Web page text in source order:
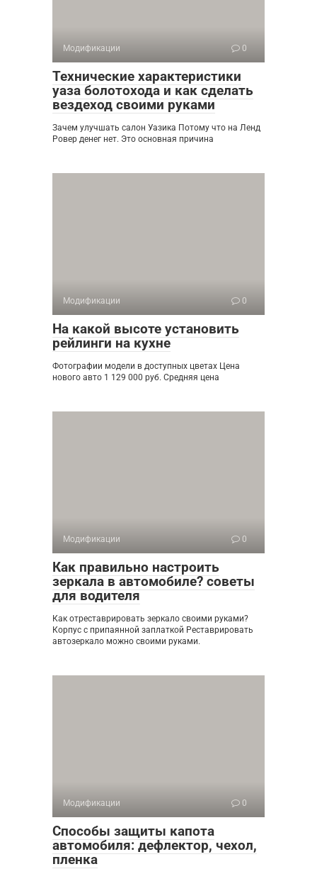
Модификации 0
Технические характеристики
уаза болотохода и как сделать
вездеход своими руками
Зачем улучшать салон Уазика Потому что на Ленд
Ровер денег нет. Это основная причина
Модификации 0
На какой высоте установить
рейлинги на кухне
Фотографии модели в доступных цветах Цена
нового авто 1 129 000 руб. Средняя цена
Модификации 0
Как правильно настроить
зеркала в автомобиле? советы
для водителя
Как отреставрировать зеркало своими руками?
Корпус с припаянной заплаткой Реставрировать
автозеркало можно своими руками.
Модификации 0
Способы защиты капота
автомобиля: дефлектор, чехол,
пленка